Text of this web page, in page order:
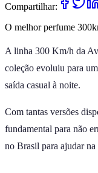
Compartilhar:
O melhor perfume
A linha 300 Km/h da
coleção evoluiu para
saída casual à noite.
Com tantas versões
fundamental para não
no Brasil para ajudar